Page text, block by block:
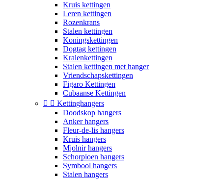
Kruis kettingen
Leren kettingen
Rozenkrans
Stalen kettingen
Koningskettingen
Dogtag kettingen
Kralenkettingen
Stalen kettingen met hanger
Vriendschapskettingen
Figaro Kettingen
Cubaanse Kettingen
  Kettinghangers
Doodskop hangers
Anker hangers
Fleur-de-lis hangers
Kruis hangers
Mjolnir hangers
Schorpioen hangers
Symbool hangers
Stalen hangers